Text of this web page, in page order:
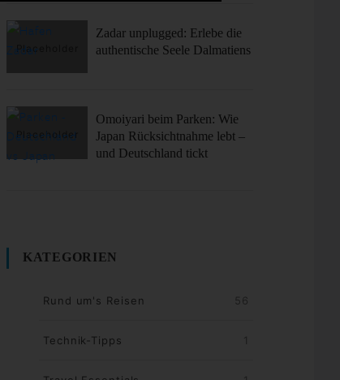
Zadar unplugged: Erlebe die
authentische Seele Dalmatiens
Omoiyari beim Parken: Wie
Japan Rücksichtnahme lebt –
und Deutschland tickt
KATEGORIEN
Rund um's Reisen 56
Technik-Tipps 1